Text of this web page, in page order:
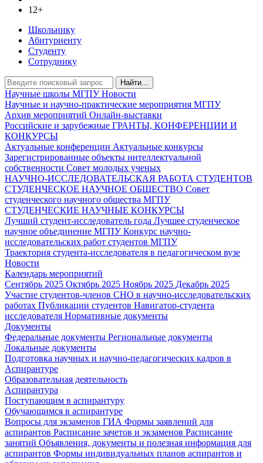
12+
Школьнику
Абитуриенту
Студенту
Сотруднику
Найти...
Научные школы МГПУНовости
Научные и научно-практические мероприятия МГПУ
Архив мероприятий Онлайн-выставки
Российские и зарубежные ГРАНТЫ, КОНФЕРЕНЦИИ И
КОНКУРСЫ
Актуальные конференции Актуальные конкурсы
Зарегистрированные объекты интеллектуальной
собственности Совет молодых ученых
НАУЧНО-ИССЛЕДОВАТЕЛЬСКАЯ РАБОТА СТУДЕНТОВ
СТУДЕНЧЕСКОЕ НАУЧНОЕ ОБЩЕСТВО Совет
студенческого научного общества МГПУ
СТУДЕНЧЕСКИЕ НАУЧНЫЕ КОНКУРСЫ
Лучший студент-исследователь года Лучшее студенческое
научное объединение МГПУКонкурс научно-
исследовательских работ студентов МГПУ
Траектория студента-исследователя в педагогическом вузе
Новости
Календарь мероприятий
Сентябрь 2025 Октябрь 2025 Ноябрь 2025 Декабрь 2025
Участие студентов-членов СНО в научно-исследовательских
работах Публикации студентов Навигатор-студента
исследователя Нормативные документы
Документы
Федеральные документы Региональные документы
Локальные документы
Подготовка научных и научно-педагогических кадров в
Аспирантуре
Образовательная деятельность
Аспирантура
Поступающим в аспирантуру
Обучающимся в аспирантуре
Вопросы для экзаменов ГИА Формы заявлений для
аспирантов Расписание зачетов и экзаменов Расписание
занятий Объявления, документы и полезная информация для
аспирантов Формы индивидуальных планов аспирантов и